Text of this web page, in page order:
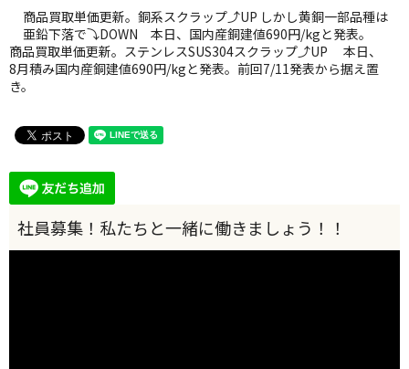
商品買取単価更新。銅系スクラップ⤴UP しかし黄銅一部品種は
亜鉛下落で⤵DOWN 本日、国内産銅建値690円/kgと発表。
商品買取単価更新。ステンレスSUS304スクラップ⤴UP 本日、
8月積み国内産銅建値690円/kgと発表。前回7/11発表から据え置
き。